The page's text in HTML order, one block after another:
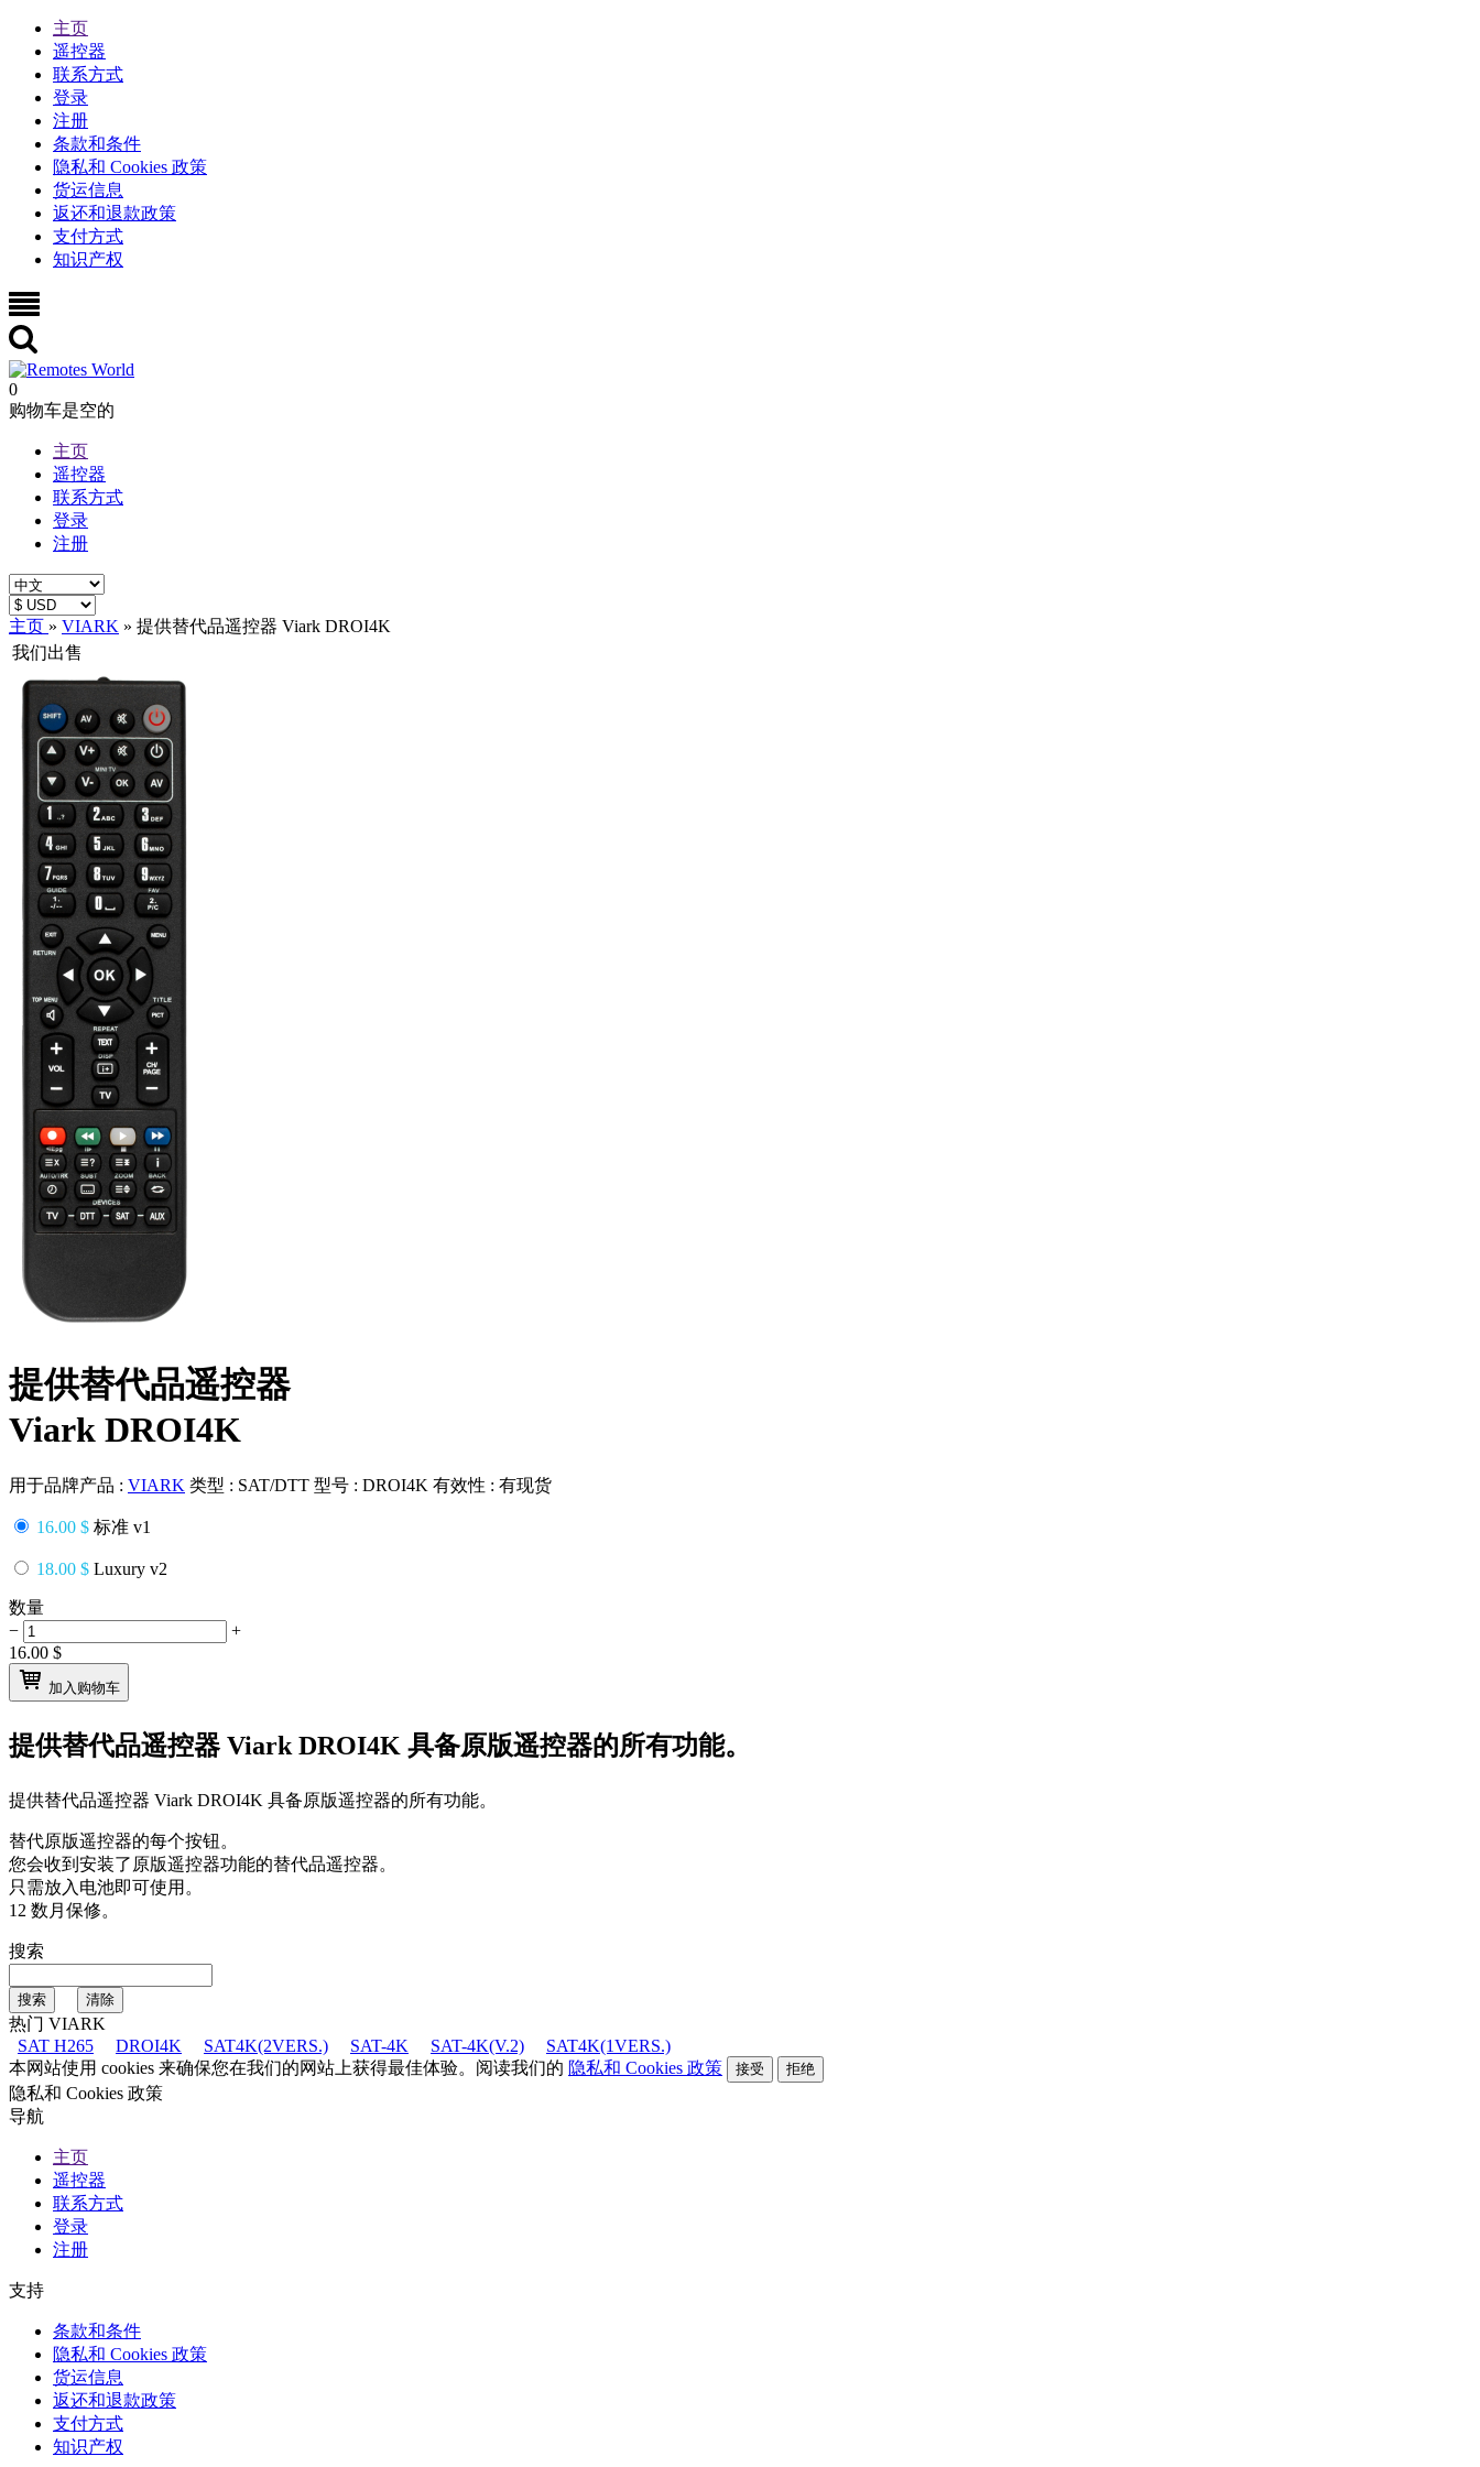
主页
遥控器
联系方式
登录
注册
条款和条件
隐私和 Cookies 政策
货运信息
返还和退款政策
支付方式
知识产权
0
购物车是空的
主页
遥控器
联系方式
登录
注册
主页 » VIARK » 提供替代品遥控器 Viark DROI4K
我们出售
提供替代品遥控器
Viark DROI4K
用于品牌产品 : VIARK 类型 : SAT/DTT 型号 : DROI4K 有效性 : 有现货
16.00 $ 标准 v1
18.00 $ Luxury v2
数量
−
+
16.00 $
加入购物车
提供替代品遥控器Viark DROI4K 具备原版遥控器的所有功能。
提供替代品遥控器 Viark DROI4K 具备原版遥控器的所有功能。
替代原版遥控器的每个按钮。
您会收到安装了原版遥控器功能的替代品遥控器。
只需放入电池即可使用。
12 数月保修。
搜索
热门 VIARK
SAT H265
DROI4K SAT4K(2VERS.) SAT-4K SAT-4K(V.2)
SAT4K(1VERS.)
本网站使用 cookies 来确保您在我们的网站上获得最佳体验。阅读我们的 隐私和 Cookies 政策 接受 拒绝
隐私和 Cookies 政策
导航
主页
遥控器
联系方式
登录
注册
支持
条款和条件
隐私和 Cookies 政策
货运信息
返还和退款政策
支付方式
知识产权